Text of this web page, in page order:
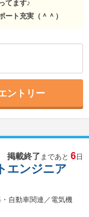
てます♪
ト充実（＾＾）
ントリー
掲載終了 まであと 6日
自動車関連／電気機
エンジニア